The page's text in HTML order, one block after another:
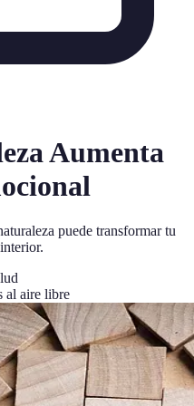
Aumenta
puede transformar tu
al aire libre